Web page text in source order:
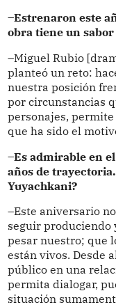
–Estrenaron este
obra tiene un sabor
–Miguel Rubio
planteó un reto:
nuestra posición
por circunstancias
personajes,
que ha sido el
–Es admirable en
años de
Yuyachkani?
–Este aniversario
seguir produciendo
pesar nuestro; que
están vivos. Desde
público en una
permita dialogar,
situación